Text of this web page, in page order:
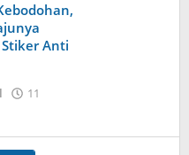
Anti
11